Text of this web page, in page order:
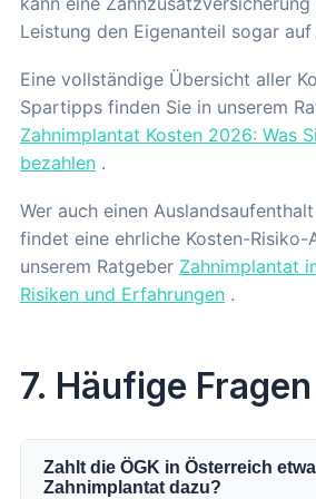
Leistung den Eigenanteil sogar auf
Eine vollständige Übersicht aller
Spartipps finden Sie in unserem
Zahnimplantat Kosten 2026: Was
bezahlen .
Wer auch einen
findet eine ehrliche Kosten-Risiko-
unserem Ratgeber Zahnimplantat
Risiken und Erfahrungen .
7. Häufige Fragen
Zahlt die ÖGK in Österreich
Zahnimplantat dazu?